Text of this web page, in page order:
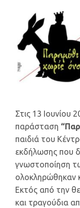
Στις 13 Ιουνίου
παράσταση
παιδιά του
εκδήλωσης που
γνωστοποίηση
ολοκληρώθηκαν
Εκτός από την
και τραγούδια